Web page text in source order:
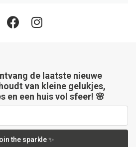
de laatste nieuwe
van kleine gelukjes,
en een huis vol sfeer! 🌸
the sparkle ✨